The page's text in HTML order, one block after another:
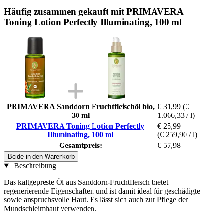
Häufig zusammen gekauft mit PRIMAVERA
Toning Lotion Perfectly Illuminating, 100 ml
PRIMAVERA Sanddorn Fruchtfleischöl bio,
30 ml
€ 31,99 (€
1.066,33 / l)
PRIMAVERA Toning Lotion Perfectly
Illuminating, 100 ml
€ 25,99
(€ 259,90 / l)
Gesamtpreis:
€ 57,98
Beide in den Warenkorb
Beschreibung
Das kaltgepreste Öl aus Sanddorn-Fruchtfleisch bietet
regenerierende Eigenschaften und ist damit ideal für geschädigte
sowie anspruchsvolle Haut. Es lässt sich auch zur Pflege der
Mundschleimhaut verwenden.